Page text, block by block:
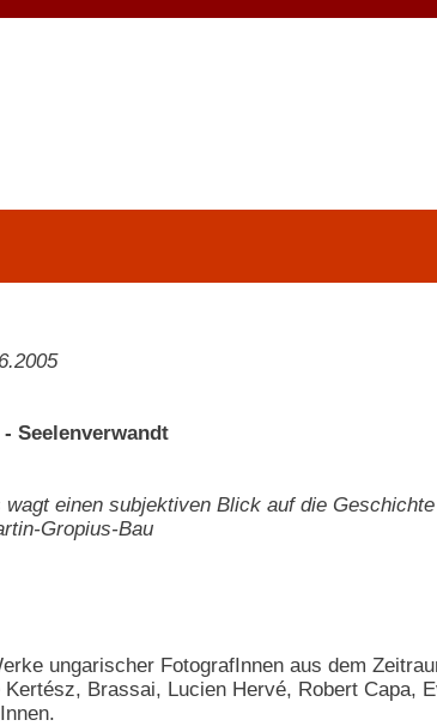
Seelenverwandt
einen subjektiven Blick auf die
Gropius-Bau
ungarischer FotografInnen aus dem
Brassai, Lucien Hervé, Robert Capa,